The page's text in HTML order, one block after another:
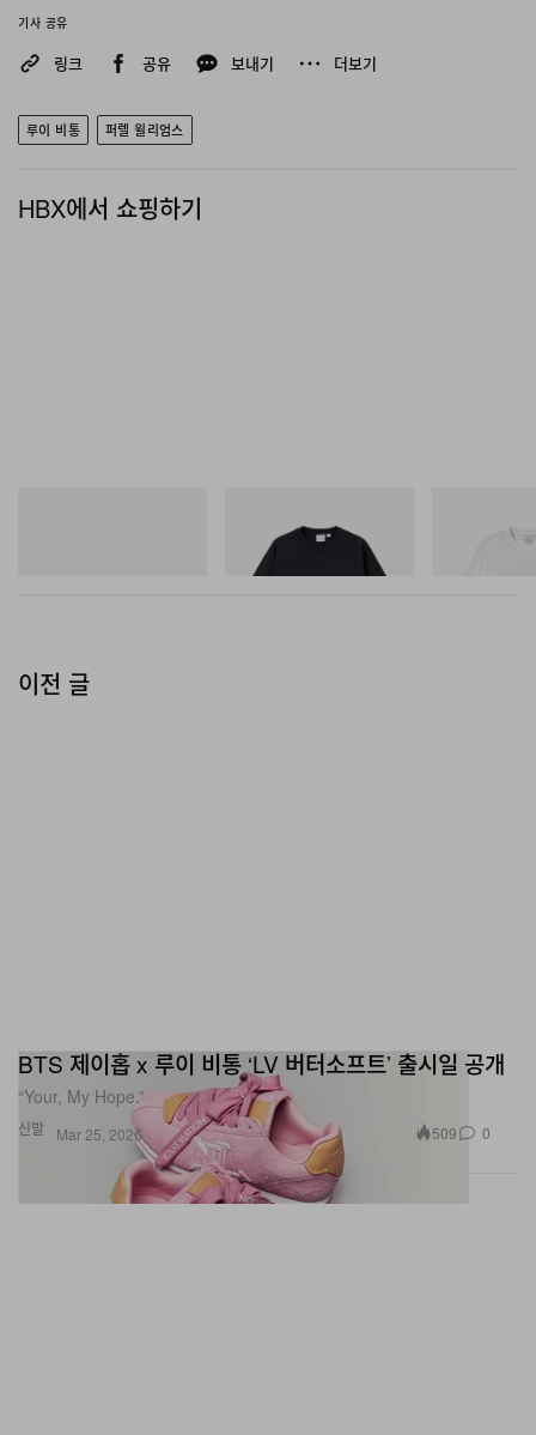
기사 공유
링크 공유 보내기 더보기
루이 비통 퍼렐 윌리엄스
HBX에서 쇼핑하기
One Point Logo Tee
쇼핑하기
이전 글
신발
BTS 제이홉 x 루이 비통 ‘LV 버터소프트’ 출시일 공개
“Your, My Hope.”
Mar 25, 2026 509 0